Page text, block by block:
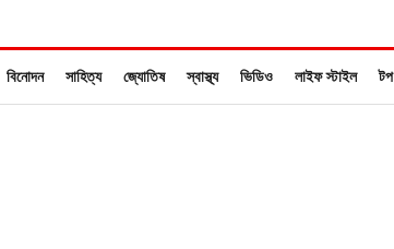
বিনোদন সাহিত্য জ্যোতিষ স্বাস্থ্য ভিডিও লাইফ স্টাইল টপ